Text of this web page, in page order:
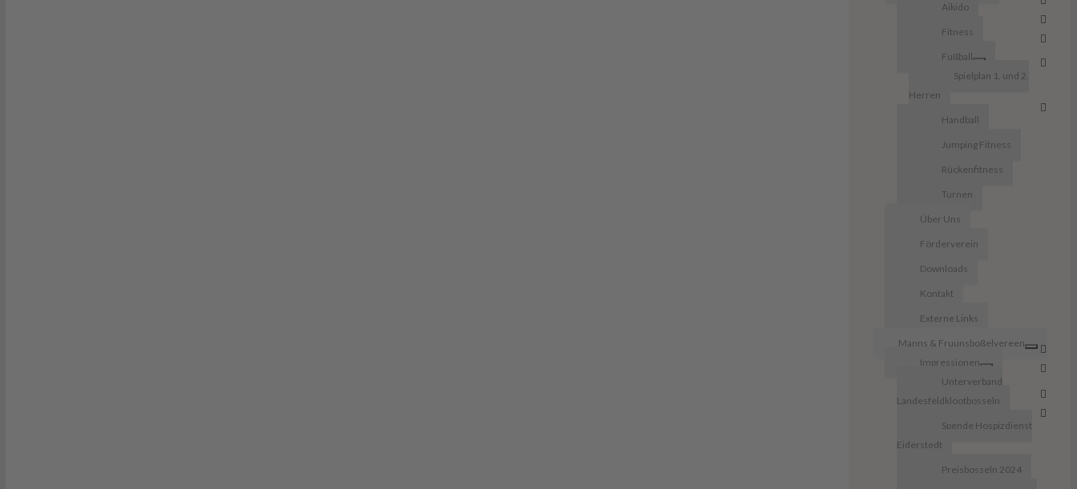
Aikido
Fitness
Fußball
Spielplan 1. und 2.
Herren
Handball
Jumping Fitness
Rückenfitness
Turnen
Über Uns
Förderverein
Downloads
Kontakt
Externe Links
Manns & Fruunsboßelvereen
Impressionen
Unterverband
Landesfeldklootbosseln
Spende Hospizdienst
Eiderstedt
Preisbosseln 2024